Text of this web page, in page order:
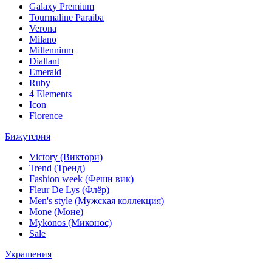
Galaxy Premium
Tourmaline Paraiba
Verona
Milano
Millennium
Diallant
Emerald
Ruby
4 Elements
Icon
Florence
Бижутерия
Victory (Виктори)
Trend (Тренд)
Fashion week (Фешн вик)
Fleur De Lys (Флёр)
Men's style (Мужская коллекция)
Mone (Моне)
Mykonos (Миконос)
Sale
Украшения